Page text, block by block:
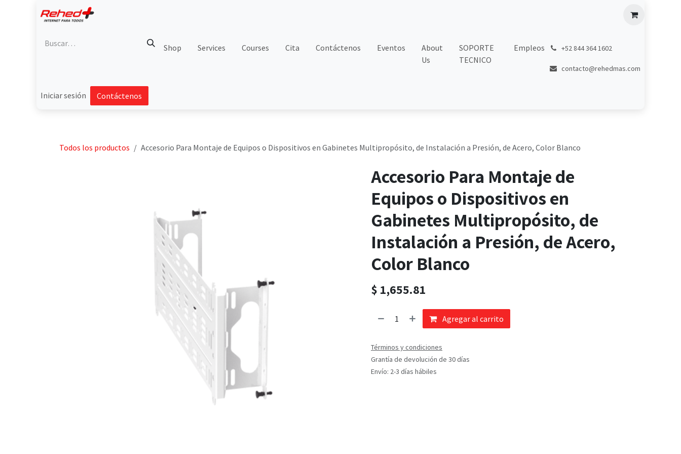
Shop Services Courses Cita Contáctenos Eventos
About
Us
SOPORTE
TECNICO
Empleos +52 844 364 1602
contacto@rehedmas.com
Iniciar sesión Contáctenos
Todos los productos Accesorio Para Montaje de Equipos o Dispositivos en Gabinetes Multipropósito, de Instalación a Presión, de Acero, Color Blanco
Accesorio Para Montaje de
Equipos o Dispositivos en
Gabinetes Multipropósito, de
Instalación a Presión, de Acero,
Color Blanco
$ 1,655.81
Agregar al carrito
Términos y condiciones
Grantía de devolución de 30 días
Envío: 2-3 días hábiles